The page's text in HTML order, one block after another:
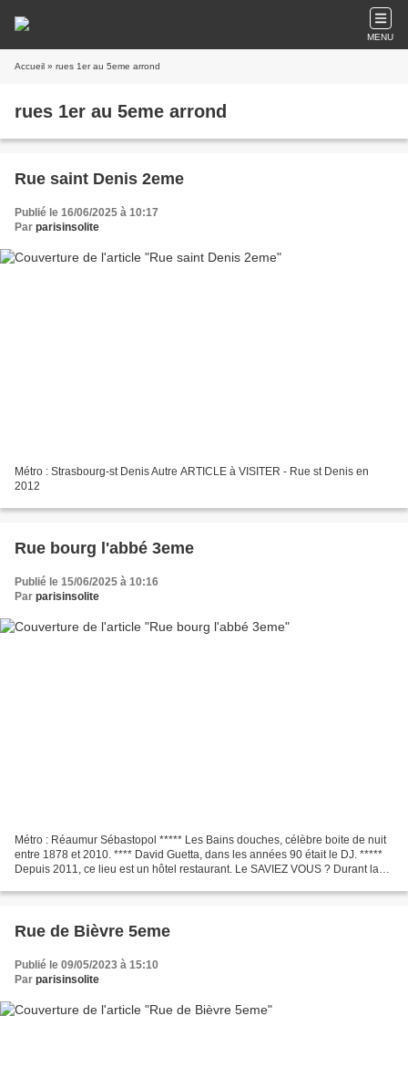
MENU
Accueil » rues 1er au 5eme arrond
rues 1er au 5eme arrond
Rue saint Denis 2eme
Publié le 16/06/2025 à 10:17
Par parisinsolite
Métro : Strasbourg-st Denis Autre ARTICLE à VISITER - Rue st Denis en
2012
Rue bourg l'abbé 3eme
Publié le 15/06/2025 à 10:16
Par parisinsolite
Métro : Réaumur Sébastopol ***** Les Bains douches, célèbre boite de nuit
entre 1878 et 2010. **** David Guetta, dans les années 90 était le DJ. *****
Depuis 2011, ce lieu est un hôtel restaurant. Le SAVIEZ VOUS ? Durant la
Rue de Bièvre 5eme
Publié le 09/05/2023 à 15:10
Par parisinsolite